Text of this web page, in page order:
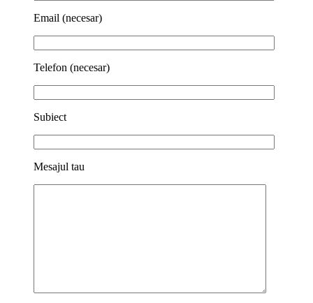
Email (necesar)
Telefon (necesar)
Subiect
Mesajul tau